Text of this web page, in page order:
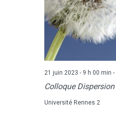
21 juin 2023 - 9 h 00 min -
Colloque Dispersion
Université Rennes 2